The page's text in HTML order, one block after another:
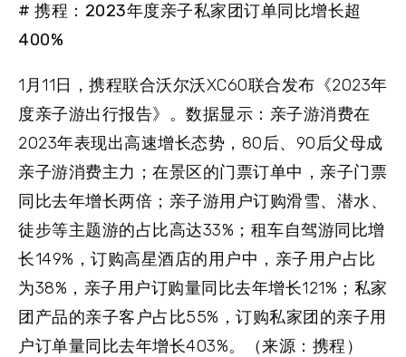
# 携程：2023年度亲子私家团订单同比增长超
400%
1月11日，携程联合沃尔沃XC60联合发布《2023年
度亲子游出行报告》。数据显示：亲子游消费在
2023年表现出高速增长态势，80后、90后父母成
亲子游消费主力；在景区的门票订单中，亲子门票
同比去年增长两倍；亲子游用户订购滑雪、潜水、
徒步等主题游的占比高达33%；租车自驾游同比增
长149%，订购高星酒店的用户中，亲子用户占比
为38%，亲子用户订购量同比去年增长121%；私家
团产品的亲子客户占比55%，订购私家团的亲子用
户订单量同比去年增长403%。（来源：携程）